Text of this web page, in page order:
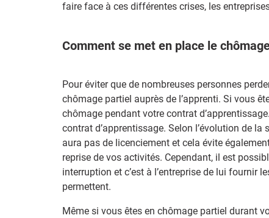
faire face à ces différentes crises, les
Comment se met en place le
Pour éviter que de nombreuses personnes
chômage partiel auprès de l’apprenti. Si vous
chômage pendant votre contrat
contrat d’apprentissage. Selon l’évolution de
aura pas de licenciement et cela évite
reprise de vos activités. Cependant, il est
interruption et c’est à l’entreprise de lui fournir
permettent.
Même si vous êtes en chômage partiel durant